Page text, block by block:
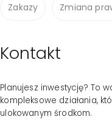
Zakazy Zmiana
Kontakt
Planujesz inwestycję? To
kompleksowe działania,
ulokowanym środkom.